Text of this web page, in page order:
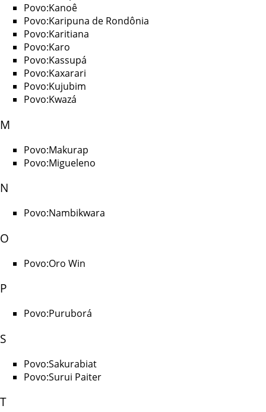
Povo:Kanoê
Povo:Karipuna de Rondônia
Povo:Karitiana
Povo:Karo
Povo:Kassupá
Povo:Kaxarari
Povo:Kujubim
Povo:Kwazá
M
Povo:Makurap
Povo:Migueleno
N
Povo:Nambikwara
O
Povo:Oro Win
P
Povo:Puruborá
S
Povo:Sakurabiat
Povo:Surui Paiter
T